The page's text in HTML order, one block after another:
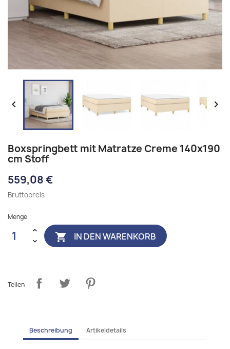
 
Boxspringbett mit Matratze Creme 140x190
cm Stoff
559,08 €
Bruttopreis
Menge
 IN DEN WARENKORB
Teilen
Beschreibung Artikeldetails